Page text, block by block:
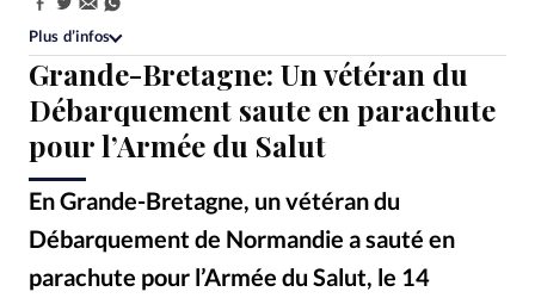
Société
Monde
Bible
Toute l'actualité
Devise:
Grande-Bretagne: Un vétéran du
Débarquement saute en parachute
pour l’Armée du Salut
En Grande-Bretagne, un vétéran du
Débarquement de Normandie a sauté en
parachute pour l’Armée du Salut, le 14
Partager:
Plus d’infos